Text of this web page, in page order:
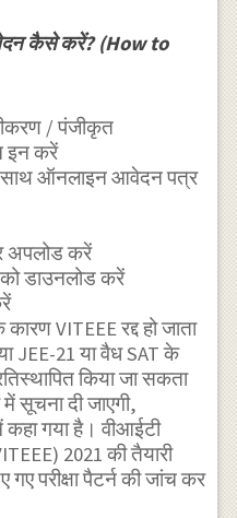
कैसे करें? (How to
/ पंजीकृत
इन करें
ऑनलाइन आवेदन पत्र
अपलोड करें
डाउनलोड करें
VITEEE रद्द हो जाता
JEE-21 या वैध SAT के
किया जा सकता
सूचना दी जाएगी,
कहा गया है। वीआईटी
2021 की तैयारी
गए परीक्षा पैटर्न की जांच कर